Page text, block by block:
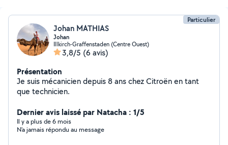
Particulier
Johan MATHIAS
Johan
Illkirch-Graffenstaden (Centre Ouest)
3,8/5 (6 avis)
Présentation
Je suis mécanicien depuis 8 ans chez Citroën en tant
que technicien.
Dernier avis laissé par Natacha : 1/5
Il y a plus de 6 mois
N’a jamais répondu au message